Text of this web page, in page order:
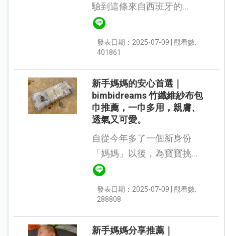
驗到這條來自西班牙的
bimbidreams 竹纖維紗布包
巾（恐龍樂園）！一打開包
裝就有驚喜感—完全沒有刺
清新，...
發表日期：2025-07-09 | 觀看數:
401861
新手媽媽的安心首選｜
bimbidreams 竹纖維紗布包
巾推薦，一巾多用，親膚、
透氣又可愛。
自從今年多了一個新身份
「媽媽」以後，為寶寶挑選
的用品都特別留意材質跟成
分。 目前嫩嬰使用最頻繁的
就是紗布巾了，紗布巾如果
總是擔心會造成...
發表日期：2025-07-09 | 觀看數:
288808
新手媽媽分享推薦｜